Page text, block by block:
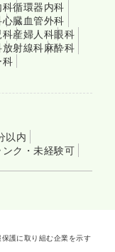
科循環器内科
心臓血管外科
科産婦人科眼科
放射線科麻酔科
科
以内
ンク・未経験可
護に取り組む企業を示す